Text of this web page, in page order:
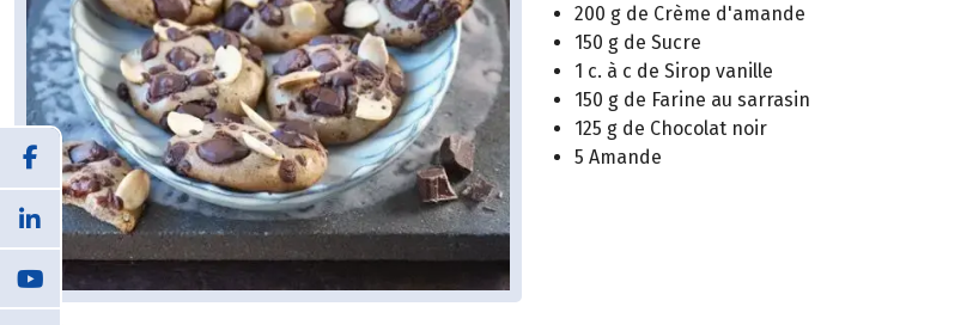
200 g de Crème d'amande
150 g de Sucre
1 c. à c de Sirop vanille
150 g de Farine au sarrasin
125 g de Chocolat noir
5 Amande